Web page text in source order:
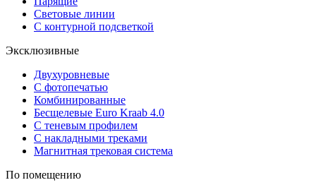
Световые линии
С контурной подсветкой
Эксклюзивные
Двухуровневые
С фотопечатью
Комбинированные
Бесщелевые Euro Kraab 4.0
С теневым профилем
С накладными треками
Магнитная трековая система
По помещению